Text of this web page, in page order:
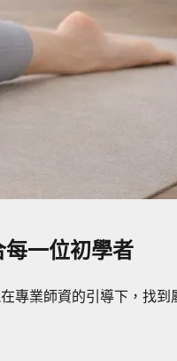
一位初學者
專業師資的引導下，找